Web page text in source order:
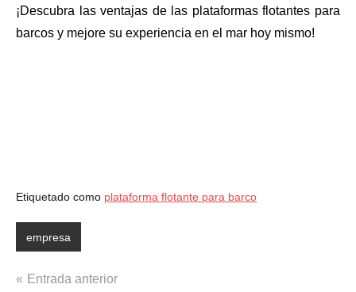
¡Descubra las ventajas de las plataformas flotantes para
barcos y mejore su experiencia en el mar hoy mismo!
Etiquetado como plataforma flotante para barco
empresa
Navegación
Entrada anterior